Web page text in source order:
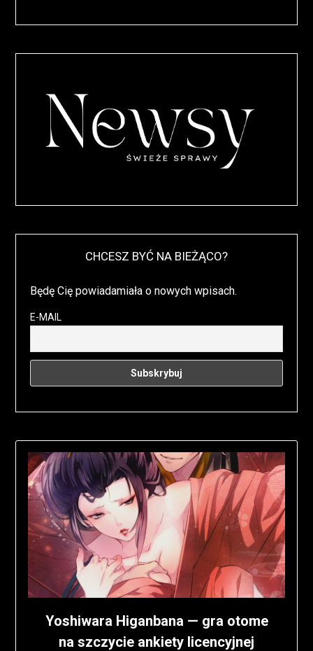
CHCESZ BYĆ NA BIEŻĄCO?
Będę Cię powiadamiała o nowych wpisach.
E-MAIL
Yoshiwara Higanbana — gra otome
na szczycie ankiety licencyjnej